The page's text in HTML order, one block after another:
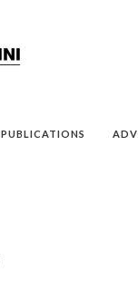
PUBLICATIONS ADV